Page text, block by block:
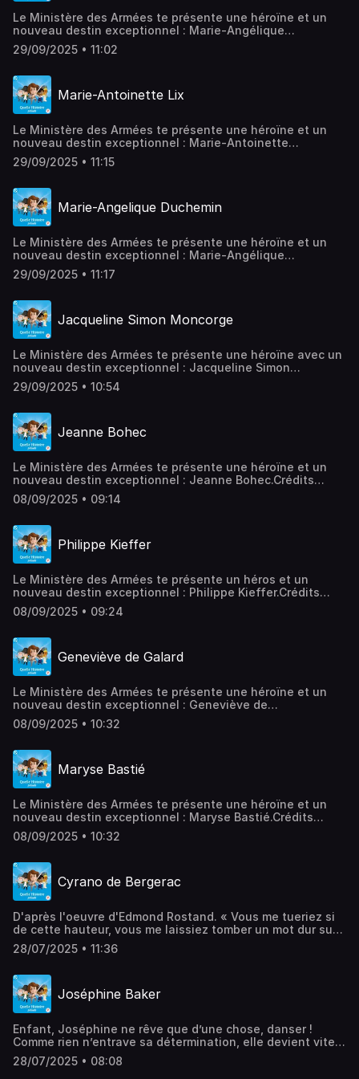
Le Ministère des Armées te présente une héroïne et un
nouveau destin exceptionnel : Marie-Angélique
Duchemin.Crédits :Autrice : Julie GouazéVoix : Nathalie
BernasEnregistrement : Léopold Roy et Pierre
Zacharie Defossez Hébergé par Acast. Visitez
acast.com/privacy pour plus d'informations.
29/09/2025 • 11:02
Marie-Antoinette Lix
Le Ministère des Armées te présente une héroïne et un
nouveau destin exceptionnel : Marie-Antoinette
Lix.Crédits :Autrice : Julie GouazéVoix : Nathalie
BernasEnregistrement : Léopold Roy et Pierre
Zacharie Defossez Hébergé par Acast. Visitez
acast.com/privacy pour plus d'informations.
29/09/2025 • 11:15
Marie-Angelique Duchemin
Le Ministère des Armées te présente une héroïne et un
nouveau destin exceptionnel : Marie-Angélique
Duchemin.Crédits :Autrice : Julie GouazéVoix : Nathalie
BernasEnregistrement : Léopold Roy et Pierre
Zacharie Defossez Hébergé par Acast. Visitez
acast.com/privacy pour plus d'informations.
29/09/2025 • 11:17
Jacqueline Simon Moncorge
Le Ministère des Armées te présente une héroïne avec un
nouveau destin exceptionnel : Jacqueline Simon
Moncorgé.Crédits :Autrice : Julie GouazéVoix : Clara
ZieglerEnregistrement : Léopold Roy et Pierre
Zacharie Defossez Hébergé par Acast. Visitez
acast.com/privacy pour plus d'informations.
29/09/2025 • 10:54
Jeanne Bohec
Le Ministère des Armées te présente une héroïne et un
nouveau destin exceptionnel : Jeanne Bohec.Crédits
:Autrice : Julie GouazéVoix : Nathalie
BernasEnregistrement : Pierre MasseCréation musicale :
Acast. Visitez acast.com/privacy pour plus d'informations.
08/09/2025 • 09:14
Philippe Kieffer
Le Ministère des Armées te présente un héros et un
nouveau destin exceptionnel : Philippe Kieffer.Crédits
:Autrice : Julie GouazéVoix : Nathalie
BernasEnregistrement : Pierre MasseCréation musicale :
Acast. Visitez acast.com/privacy pour plus d'informations.
08/09/2025 • 09:24
Geneviève de Galard
Le Ministère des Armées te présente une héroïne et un
nouveau destin exceptionnel : Geneviève de
Galard.Crédits :Autrice : Suzy TosonVoix : Clara
ZieglerEnregistrement : Pierre MasseCréation musicale :
Acast. Visitez acast.com/privacy pour plus d'informations.
08/09/2025 • 10:32
Maryse Bastié
Le Ministère des Armées te présente une héroïne et un
nouveau destin exceptionnel : Maryse Bastié.Crédits
:Autrice : Suzy TosonVoix : Clara ZieglerEnregistrement :
Pierre MasseCréation musicale : Pierre MasseIllustration :
acast.com/privacy pour plus d'informations.
08/09/2025 • 10:32
Cyrano de Bergerac
D'après l'oeuvre d'Edmond Rostand. « Vous me tueriez si
de cette hauteur, vous me laissiez tomber un mot dur sur
le cœur. » La belle Roxane, du haut de son balcon,
s’imagine que ces nobles paroles sont celles de Christian,
Cyrano de Bergerac ! L’homme au grand nez qui manie la
poésie aussi bien que l’épée…L'application Quelle Histoire
est disponible dès maintenant sur les téléphones Android
https://qrco.de/bfOnIRhttps://quellehistoire.com/
audio/Crédits :Voix : Nathalie BernasEnregistrement voix
et mix : Léopold RoySound design : Sylvain HellioTexte :
Marine Breuil-SallesIllustration : Bruno Wennagel, Mathieu
28/07/2025 • 11:36
Joséphine Baker
Enfant, Joséphine ne rêve que d’une chose, danser !
Comme rien n’entrave sa détermination, elle devient vite
une vedette. Mais l’artiste emblématique des Années
folles sera bien plus que l’image qu’on lui assigne : une
28/07/2025 • 08:08